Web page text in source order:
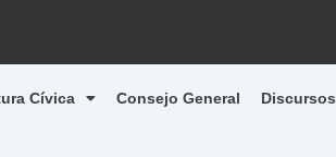
Cívica Consejo General Discursos